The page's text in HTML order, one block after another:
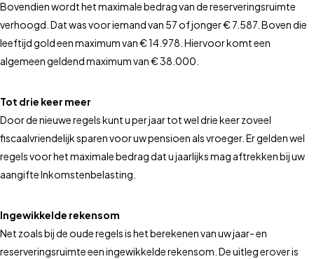
Bovendien wordt het maximale bedrag van de reserveringsruimte
verhoogd. Dat was voor iemand van 57 of jonger € 7.587. Boven die
leeftijd gold een maximum van € 14.978. Hiervoor komt een
algemeen geldend maximum van € 38.000.
Tot drie keer meer
Door de nieuwe regels kunt u per jaar tot wel drie keer zoveel
fiscaalvriendelijk sparen voor uw pensioen als vroeger. Er gelden wel
regels voor het maximale bedrag dat u jaarlijks mag aftrekken bij uw
aangifte Inkomstenbelasting.
Ingewikkelde rekensom
Net zoals bij de oude regels is het berekenen van uw jaar- en
reserveringsruimte een ingewikkelde rekensom. De uitleg erover is